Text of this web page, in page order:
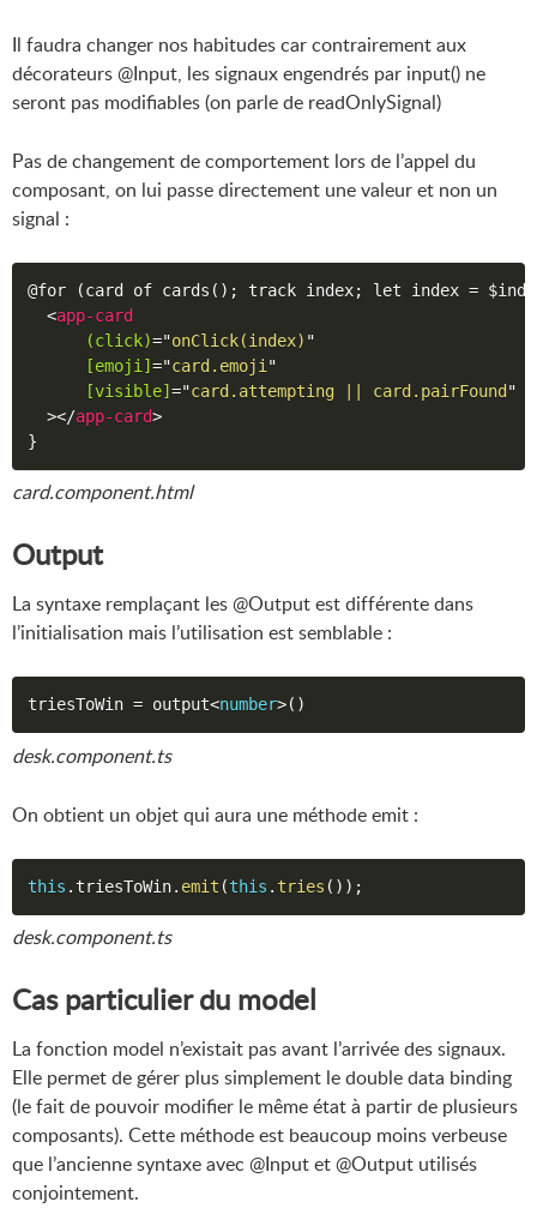
Il faudra changer nos habitudes car contrairement aux
décorateurs @Input, les signaux engendrés par input() ne
seront pas modifiables (on parle de readOnlySignal)
Pas de changement de comportement lors de l’appel du
composant, on lui passe directement une valeur et non un
signal :
@for (card of cards(); track index; let index =
<app-card
(click)="onClick(index) "
[emoji]="card.emoji "
[visible]="card.attempting || card.pairFound"
></app-card>
card.component.html
Output
La syntaxe remplaçant les @Output est différente dans
l’initialisation mais l’utilisation est semblable :
triesToWin = output<number>( )
desk.component.ts
On obtient un objet qui aura une méthode emit :
this .triesToWin. emit (this . tries ( ) ) ;
desk.component.ts
Cas particulier du model
La fonction model n’existait pas avant l’arrivée des signaux.
Elle permet de gérer plus simplement le double data binding
(le fait de pouvoir modifier le même état à partir de plusieurs
composants). Cette méthode est beaucoup moins verbeuse
que l’ancienne syntaxe avec @Input et @Output utilisés
conjointement.